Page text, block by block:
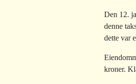
Den 12.
denne
dette var
kroner.